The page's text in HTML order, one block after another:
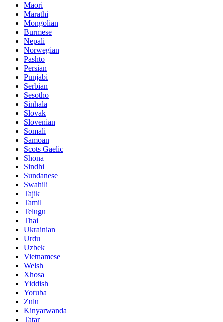
Maori
Marathi
Mongolian
Burmese
Nepali
Norwegian
Pashto
Persian
Punjabi
Serbian
Sesotho
Sinhala
Slovak
Slovenian
Somali
Samoan
Scots Gaelic
Shona
Sindhi
Sundanese
Swahili
Tajik
Tamil
Telugu
Thai
Ukrainian
Urdu
Uzbek
Vietnamese
Welsh
Xhosa
Yiddish
Yoruba
Zulu
Kinyarwanda
Tatar